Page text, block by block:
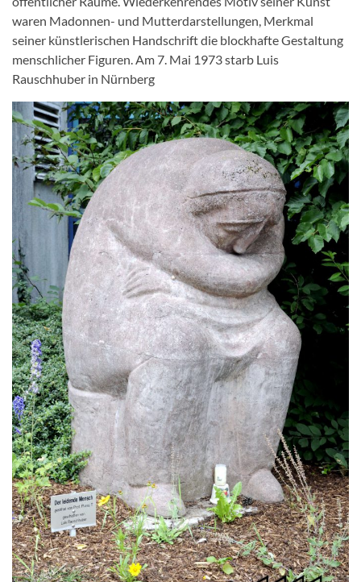
waren Madonnen- und Mutterdarstellungen, Merkmal
seiner künstlerischen Handschrift die blockhafte Gestaltung
menschlicher Figuren. Am 7. Mai 1973 starb Luis
Rauschhuber in Nürnberg